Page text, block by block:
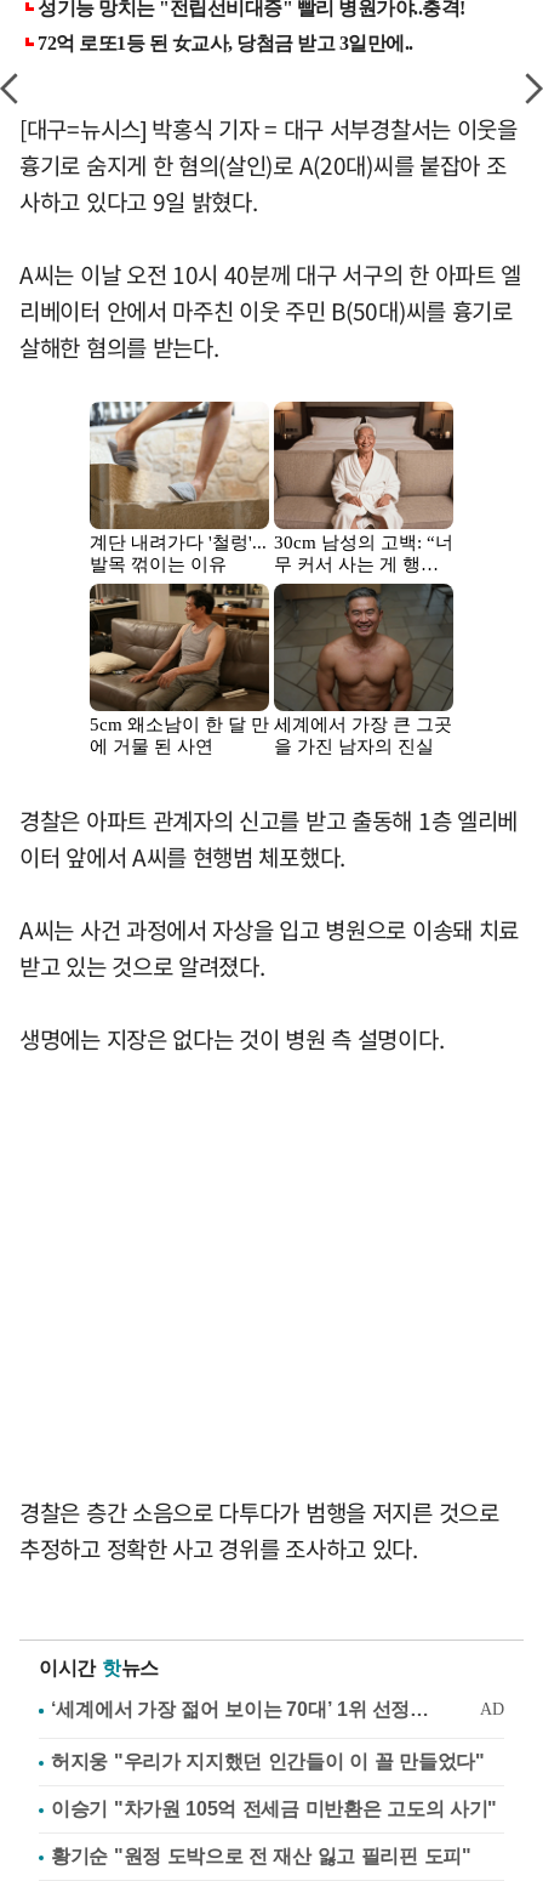
[대구=뉴시스] 박홍식 기자 = 대구 서부경찰서는 이웃을
흉기로 숨지게 한 혐의(살인)로 A(20대)씨를 붙잡아 조
사하고 있다고 9일 밝혔다.
A씨는 이날 오전 10시 40분께 대구 서구의 한 아파트 엘
리베이터 안에서 마주친 이웃 주민 B(50대)씨를 흉기로
살해한 혐의를 받는다.
경찰은 아파트 관계자의 신고를 받고 출동해 1층 엘리베
이터 앞에서 A씨를 현행범 체포했다.
A씨는 사건 과정에서 자상을 입고 병원으로 이송돼 치료
받고 있는 것으로 알려졌다.
생명에는 지장은 없다는 것이 병원 측 설명이다.
경찰은 층간 소음으로 다투다가 범행을 저지른 것으로
추정하고 정확한 사고 경위를 조사하고 있다.
이시간 핫뉴스
허지웅 "우리가 지지했던 인간들이 이 꼴 만들었다"
이승기 "차가원 105억 전세금 미반환은 고도의 사기"
황기순 "원정 도박으로 전 재산 잃고 필리핀 도피"